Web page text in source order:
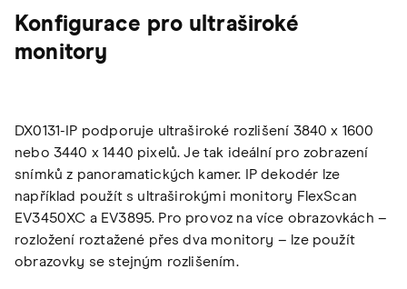
Konfigurace pro ultraširoké
monitory
DX0131-IP podporuje ultraširoké rozlišení 3840 x 1600
nebo 3440 x 1440 pixelů. Je tak ideální pro zobrazení
snímků z panoramatických kamer. IP dekodér lze
například použít s ultraširokými monitory FlexScan
EV3450XC a EV3895. Pro provoz na více obrazovkách –
rozložení roztažené přes dva monitory – lze použít
obrazovky se stejným rozlišením.